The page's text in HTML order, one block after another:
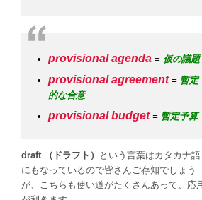
provisional agenda = 仮の議題
provisional agreement= 暫定
的な合意
provisional budget= 暫定予算
draft （ドラフト）
という言葉はカタカナ語
にもなっているので皆さんご存知でしょう
が、こちらも使い道がたくさんあって、応